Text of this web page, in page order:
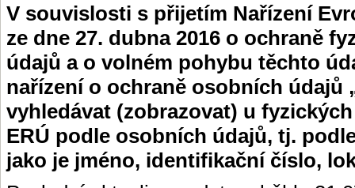
V souvislosti s přijetím Nařízení
ze dne 27. dubna 2016 o ochraně
údajů a o volném pohybu těchto
nařízení o ochraně osobních údajů
vyhledávat (zobrazovat) u
ERÚ podle osobních údajů, tj.
jako je jméno, identifikační číslo,